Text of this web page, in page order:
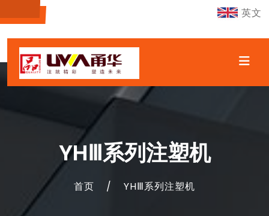
英文
YHⅢ系列注塑机
首页 / YHⅢ系列注塑机